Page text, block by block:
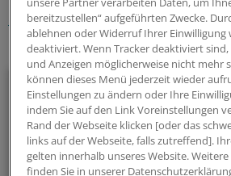
Klinik-Management Schleswig-
Ihr Newsletter zum Thema
Beruf & Alltag
Die Sonntagslektüre: Lesen Sie
Nützliches für Ihre tägliche Arbeit,
Kolleginnen und Kollegen inspirieren -
unsere Partner verarbeiten Daten, um
bereitzustellen“ aufgeführten Zwecke.
ablehnen oder Widerruf Ihrer Einwilligung
deaktiviert. Wenn Tracker deaktiviert
und Anzeigen möglicherweise nicht mehr
können dieses Menü jederzeit wieder
Einstellungen zu ändern oder Ihre
indem Sie auf den Link Voreinstellungen
Rand der Webseite klicken [oder das
links auf der Webseite, falls zutreffend].
gelten innerhalb unseres Website.
finden Sie in unserer